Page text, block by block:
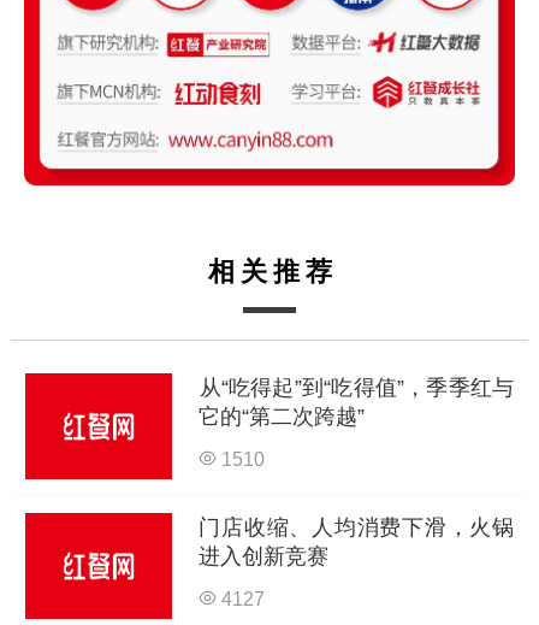
相关推荐
从“吃得起”到“吃得值”，季季红与
它的“第二次跨越”
1510
门店收缩、人均消费下滑，火锅
进入创新竞赛
4127